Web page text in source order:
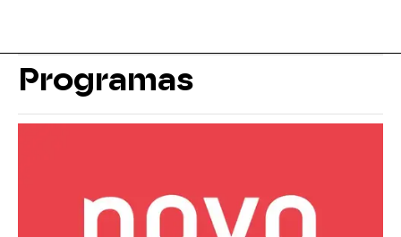
Programas